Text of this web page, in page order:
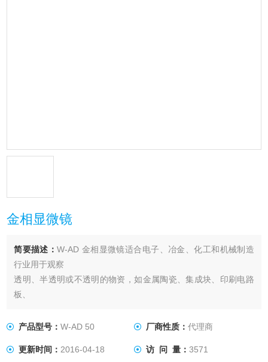
金相显微镜
简要描述：W-AD 金相显微镜适合电子、冶金、化工和机械制造
行业用于观察
透明、半透明或不透明的物资，如金属陶瓷、集成块、印刷电路
板、
药、
物学、精密工程学、电子学等研究的理想仪器。
产品型号：W-AD 50 厂商性质： 代理商
更新时间：2016-04-18 访 问 量： 3571